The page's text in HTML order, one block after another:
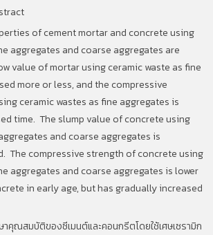
of cement mortar and concrete using
aggregates and coarse aggregates are
value of mortar using ceramic waste as fine
more or less, and the compressive
ceramic wastes as fine aggregates is
time. The slump value of concrete using
and coarse aggregates is
The compressive strength of concrete using
aggregates and coarse aggregates is lower
in early age, but has gradually increased
คุณสมบัติของซีเมนต์และคอนกรีตโดยใช้เศษเซรามิก